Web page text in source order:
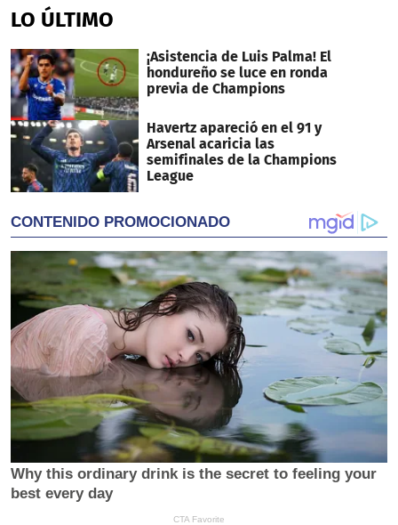
of
40
LO ÚLTIMO
¡Asistencia de Luis Palma! El
hondureño se luce en ronda
previa de Champions
Havertz apareció en el 91 y
Arsenal acaricia las
semifinales de la Champions
League